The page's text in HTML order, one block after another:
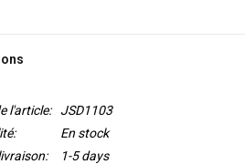
l'article:
JSD1103
En stock
1-5 days